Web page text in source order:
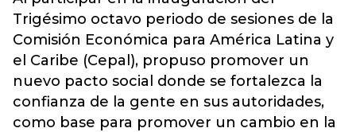
Trigésimo octavo periodo de sesiones de la
Comisión Económica para América Latina y
el Caribe (Cepal), propuso promover un
nuevo pacto social donde se fortalezca la
confianza de la gente en sus autoridades,
como base para promover un cambio en la